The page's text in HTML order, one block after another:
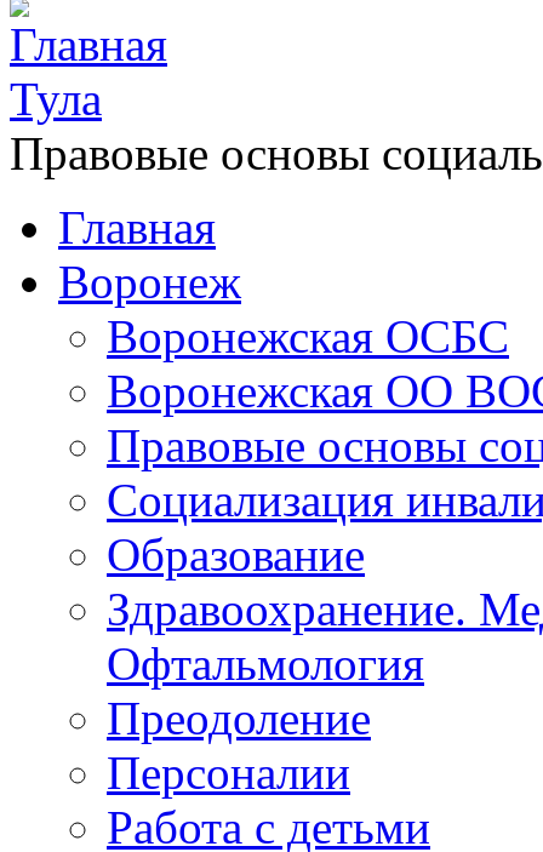
Главная
Тула
Правовые основы
Главная
Воронеж
Воронежская ОСБС
Воронежская ОО
Правовые основы
Социализация
Образование
Здравоохранение.
Офтальмология
Преодоление
Персоналии